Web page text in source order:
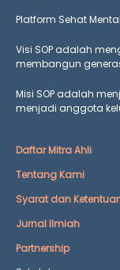
Platform Sehat
Visi SOP adalah
membangun
Misi SOP adalah
menjadi anggota
Daftar Mitra Ahli
Tentang Kami
Syarat dan
Jurnal Ilmiah
Partnership